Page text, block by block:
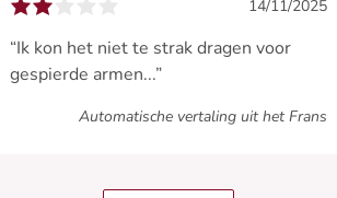
14/11/2025
“Ik kon het niet te strak dragen voor
gespierde armen...”
Automatische vertaling uit het Frans